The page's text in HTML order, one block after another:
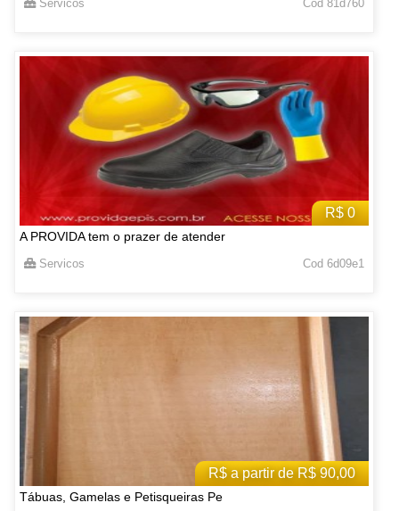
Servicos Cod 81d760
R$ 0
A PROVIDA tem o prazer de atender
Servicos Cod 6d09e1
R$ a partir de R$ 90,00
Tábuas, Gamelas e Petisqueiras Pe